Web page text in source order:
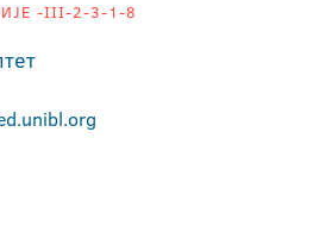
-III-2-3-1-8